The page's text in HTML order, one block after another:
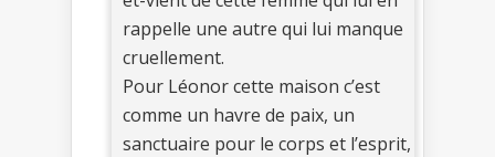
rappelle une autre qui lui manque
cruellement.
Pour Léonor cette maison c’est
comme un havre de paix, un
sanctuaire pour le corps et l’esprit,